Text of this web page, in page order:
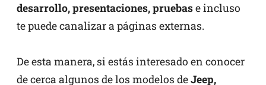
desarrollo, presentaciones, pruebase incluso
te puede canalizar a páginas externas.
De esta manera, si estás interesado en conocer
de cerca algunos de los modelos deJeep,